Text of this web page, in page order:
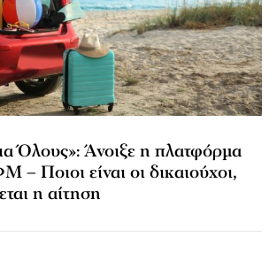
Όλους»: Άνοιξε η πλατφόρμα
– Ποιοι είναι οι δικαιούχοι,
η αίτηση